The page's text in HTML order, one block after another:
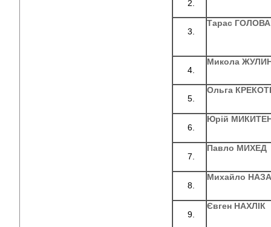
Тарас
Микола
Ольга
Юрій
Павло МИХЕД
Михайло
Євген НАХЛІК